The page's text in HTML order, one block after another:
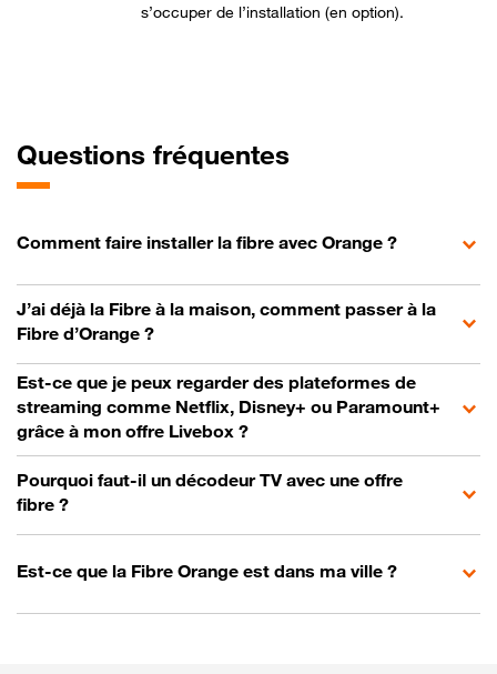
s’occuper de l’installation (en option).
Questions fréquentes
Comment faire installer la fibre avec Orange ?
J’ai déjà la Fibre à la maison, comment passer à la
Fibre d’Orange ?
Est-ce que je peux regarder des plateformes de
streaming comme Netflix, Disney+ ou Paramount+
grâce à mon offre Livebox ?
Pourquoi faut-il un décodeur TV avec une offre
fibre ?
Est-ce que la Fibre Orange est dans ma ville ?